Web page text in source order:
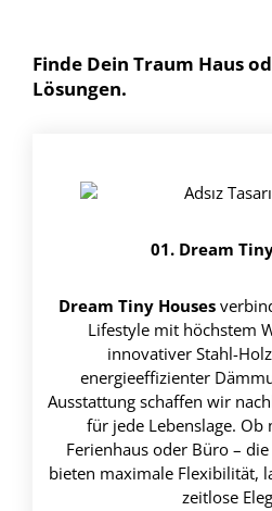
Finde Dein Traum Haus
Lösungen.
01. Dream
Dream Tiny Houses
Lifestyle mit höchstem
innovativer Stahl-
energieeffizienter
Ausstattung schaffen wir
für jede Lebenslage. Ob
Ferienhaus oder Büro –
bieten maximale Flexibilität,
zeitlose